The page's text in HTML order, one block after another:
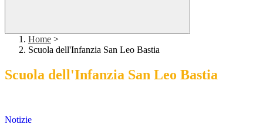
Home >
Scuola dell'Infanzia San Leo Bastia
Scuola dell'Infanzia San Leo Bastia
Notizie